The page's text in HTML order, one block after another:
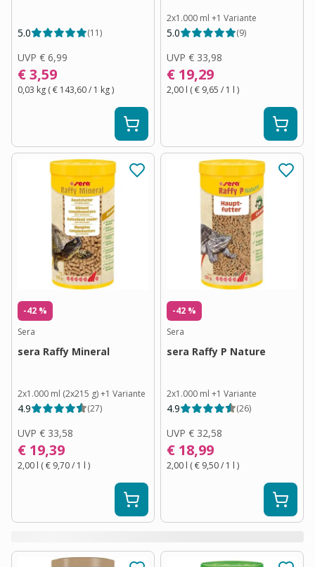
5.0 (11)
UVP € 6,99
€ 3,59
0,03 kg (€ 143,60/ 1 kg)
2x1.000 ml +1 Variante
5.0 (9)
UVP € 33,98
€ 19,29
2,00 l (€ 9,65 / 1 l )
-42 %
Sera
sera Raffy Mineral
2x1.000 ml (2x215 g)+1 Variante
4.9 (27)
UVP € 33,58
€ 19,39
2,00 l (€ 9,70/ 1 l )
-42 %
Sera
sera Raffy P Nature
2x1.000 ml +1 Variante
4.9 (26)
UVP € 32,58
€ 18,99
2,00 l (€ 9,50/ 1 l )